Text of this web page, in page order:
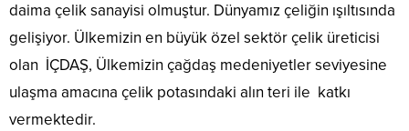
daima çelik sanayisi olmuştur. Dünyamız çeliğin ışıltısında
gelişiyor. Ülkemizin en büyük özel sektör çelik üreticisi
olan İÇDAŞ, Ülkemizin çağdaş medeniyetler seviyesine
ulaşma amacına çelik potasındaki alın teri ile katkı
vermektedir.